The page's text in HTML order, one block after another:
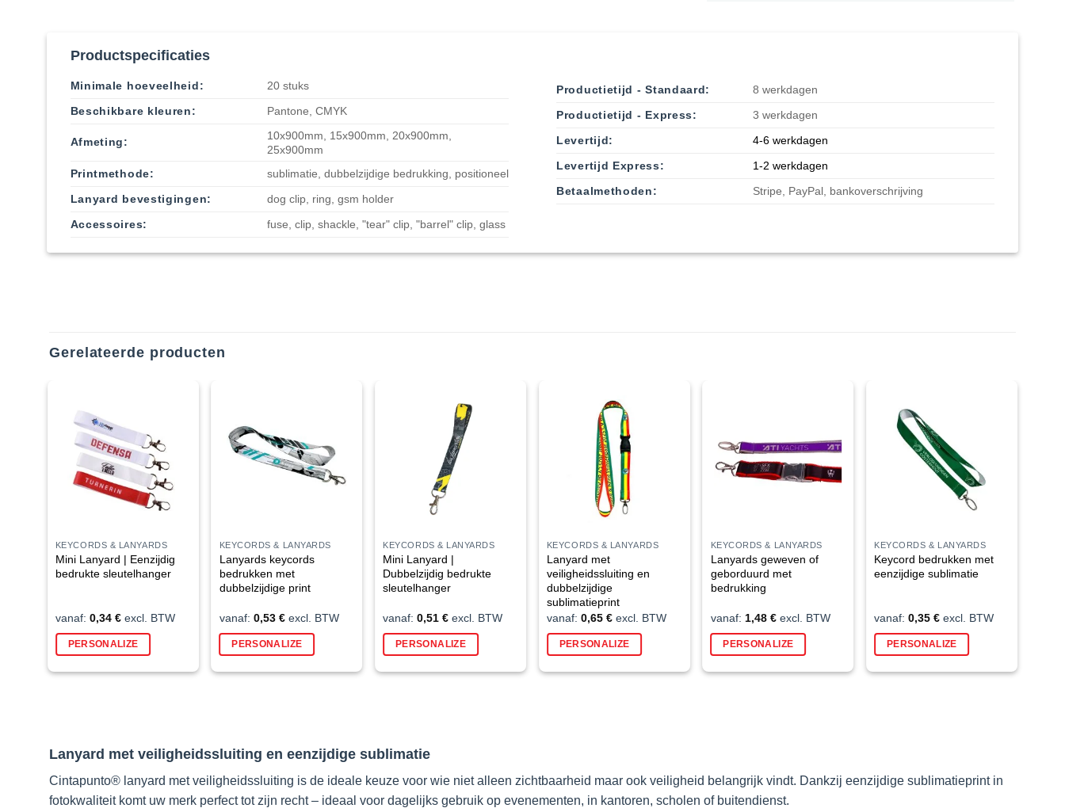
Productspecificaties
Minimale hoeveelheid:
20 stuks
Beschikbare kleuren:
Pantone, CMYK
Afmeting:
10x900mm, 15x900mm, 20x900mm,
25x900mm
Printmethode:
sublimatie, dubbelzijdige bedrukking, positioneel
Lanyard bevestigingen:
dog clip, ring, gsm holder
Accessoires:
fuse, clip, shackle, "tear" clip, "barrel" clip, glass
Productietijd - Standaard:
8 werkdagen
Productietijd - Express:
3 werkdagen
Levertijd:
4-6 werkdagen
Levertijd Express:
1-2 werkdagen
Betaalmethoden:
Stripe, PayPal, bankoverschrijving
Gerelateerde producten
KEYCORDS & LANYARDS
Mini Lanyard | Eenzijdig
bedrukte sleutelhanger
vanaf: 0,34 €excl. BTW
PERSONALIZE
kan
gekozen
worden
KEYCORDS & LANYARDS
Lanyards keycords
bedrukken met
dubbelzijdige print
vanaf: 0,53 €excl. BTW
PERSONALIZE
kan
gekozen
worden
KEYCORDS & LANYARDS
Mini Lanyard |
Dubbelzijdig bedrukte
sleutelhanger
vanaf:0,51€ excl. BTW
PERSONALIZE
gekozen
worden
KEYCORDS & LANYARDS
Lanyard met
veiligheidssluiting en
dubbelzijdige
sublimatieprint
vanaf: 0,65 €excl. BTW
PERSONALIZE
gekozen
worden
KEYCORDS & LANYARDS
Lanyards geweven of
geborduurd met
bedrukking
vanaf: 1,48 €excl. BTW
PERSONALIZE
gekozen
KEYCORDS & LANYARDS
Keycord bedrukken met
eenzijdige sublimatie
vanaf:0,35€ excl. BTW
PERSONALIZE
gekozen
Lanyard met veiligheidssluiting en eenzijdige sublimatie
Cintapunto® lanyard met veiligheidssluiting is de ideale keuze voor wie niet alleen zichtbaarheid maar ook veiligheid belangrijk vindt. Dankzij eenzijdige sublimatieprint in
fotokwaliteit komt uw merk perfect tot zijn recht – ideaal voor dagelijks gebruik op evenementen, in kantoren, scholen of buitendienst.